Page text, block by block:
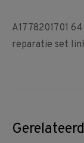
A1778201701
reparatie set